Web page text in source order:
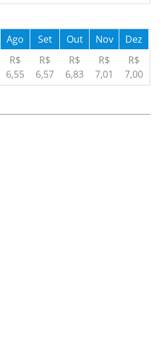
Ago Set Out Nov
Dez
R$
6,55
R$
6,57
R$
6,83
R$
7,01
R$
7,00